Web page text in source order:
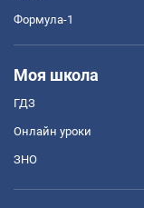
Формула-1
Моя школа
ГДЗ
Онлайн уроки
ЗНО